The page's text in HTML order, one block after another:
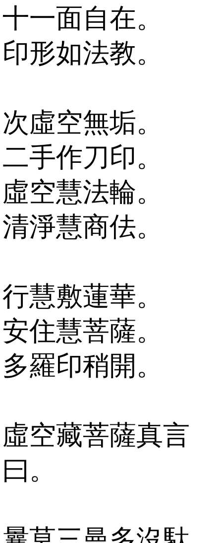
十一面自在。
印形如法教。
次虛空無垢。
二手作刀印。
虛空慧法輪。
清淨慧商佉。
行慧敷蓮華。
安住慧菩薩。
多羅印稍開。
虛空藏菩薩真言
曰。